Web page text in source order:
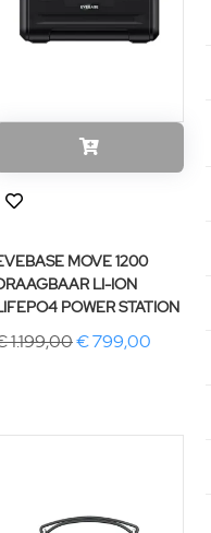
MOVE 1200
LI-ION
POWER STATION
1.199,00€ 799,00